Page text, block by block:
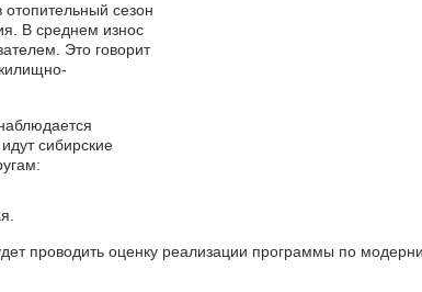
сезон
В среднем износ
Это говорит
сибирские
проводить оценку реализации программы по